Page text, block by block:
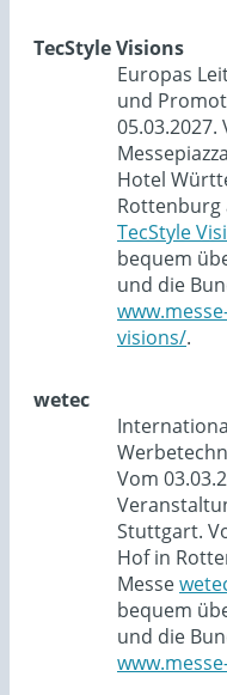
TecStyle Visions
Europas
und
Hotel
Rottenburg
TecStyle
bequem
und die
visions/.
wetec
Vom
Stuttgart.
Hof in
Messe
bequem
und die